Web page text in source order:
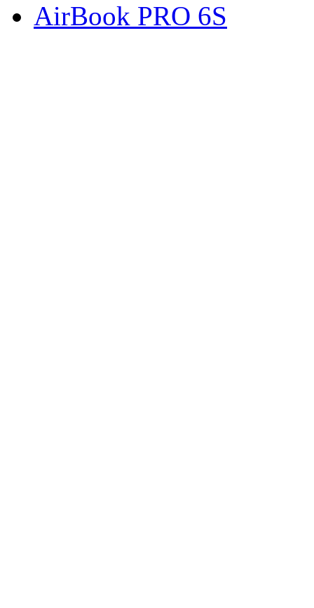
AirBook PRO 6S